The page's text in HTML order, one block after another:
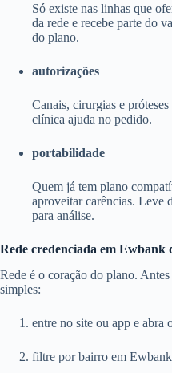
Só existe nas linhas que
da rede e recebe parte do
do plano.
autorizações
Canais, cirurgias e
clínica ajuda no pedido.
portabilidade
Quem já tem plano
aproveitar carências. Leve
para análise.
Rede credenciada em Ewbank
Rede é o coração do plano. Antes
simples:
entre no site ou app e abra
filtre por bairro em